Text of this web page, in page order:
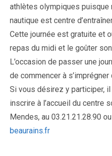
athlètes olympiques puisque
nautique est centre
Cette journée est gratuite et
repas du midi et le goûter
L’occasion de passer une
de commencer à s’imprégner
Si vous désirez y participer,
inscrire à l’accueil du centre
Mendes, au 03.21.21.28.90
beaurains.fr